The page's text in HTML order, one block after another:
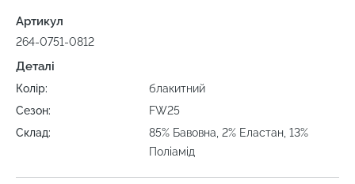
Артикул
264-0751-0812
Деталі
Колір:
блакитний
Сезон:
FW25
Склад:
85% Бавовна, 2% Еластан, 13%
Поліамід